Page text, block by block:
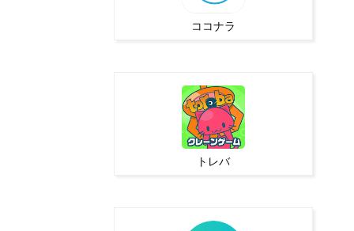
ココナラ
トレバ